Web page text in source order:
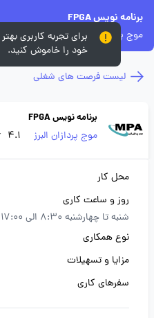
برنامه نویس FPGA
موج پردازان البرز
لیست فرصت های شغلی
برنامه نویس FPGA
موج پردازان البرز
4.1
محل کار
روز و ساعت کاری
شنبه تا چهارشنبه 8:30 الی 17:00 - پنجشنبه 8:30 الی 13:00
نوع همکاری
مزایا و تسهیلات
سفرهای کاری
خود را خاموش کنید.